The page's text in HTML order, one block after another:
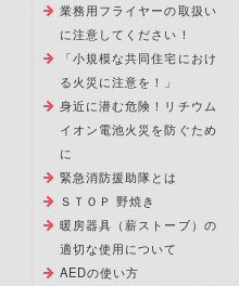
業務用フライヤーの取扱い
に注意してください！
「小規模な共同住宅におけ
る火災に注意を！」
身近に潜む危険！リチウム
イオン電池火災を防ぐため
に
緊急消防援助隊とは
ＳＴＯＰ 野焼き
暖房器具（薪ストーブ）の
適切な使用について
AEDの使い方